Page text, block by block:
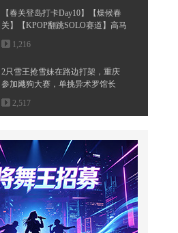
【春关登岛打卡Day10】【燥候春
关】【KPOP翻跳SOLO赛道】高马
尾如...
1,216
2只雪王抢雪妹在路边打架，重庆
参加飕狗大赛，单挑异术罗馆长
2,517
呢！今天带来北京德比二番战，首
钢和...
9,340
学校的保安叔叔太厉害啦居然一招
就能拿到挂树上的球
268